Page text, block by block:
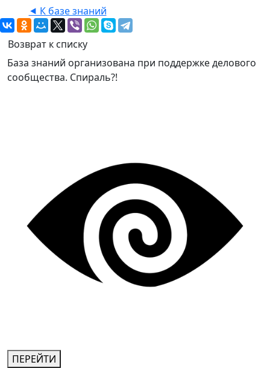
⯇ К базе знаний
Возврат к списку
База знаний организована при поддержке делового
сообщества. Спираль?!
ПЕРЕЙТИ